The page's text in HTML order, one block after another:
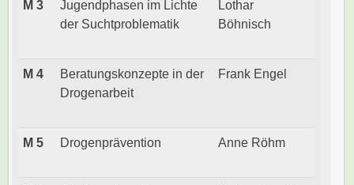
M 3
Jugendphasen im Lichte
der Suchtproblematik
Lothar
Böhnisch
M 4
Beratungskonzepte in der
Drogenarbeit
Frank Engel
M 5 Drogenprävention Anne Röhm